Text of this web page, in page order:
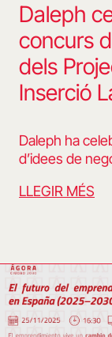
Daleph
concurs
dels
Inserció
Daleph ha
d’idees de
LLEGIR MÉS